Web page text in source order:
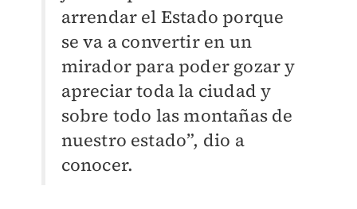
arrendar el Estado porque
se va a convertir en un
mirador para poder gozar y
apreciar toda la ciudad y
sobre todo las montañas de
nuestro estado”, dio a
conocer.